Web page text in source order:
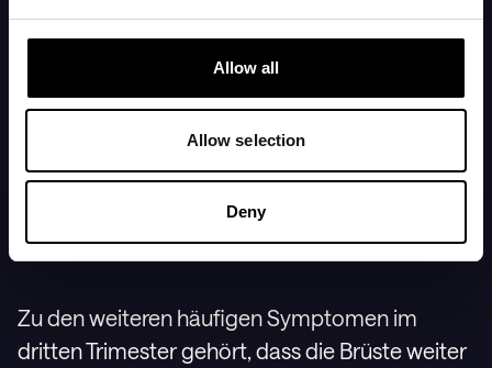
Allow all
Allow selection
Deny
Der Druck auf die Bänder rund um die
Gebärmutter kann weiter zunehmen und
Beckenschmerzen nach körperlicher
Anstrengung sind häufig. Manche erleben, dass
sich die Haut am Unterleib bei Dehnung eng,
Zu den weiteren häufigen Symptomen im
dritten Trimester gehört, dass die Brüste weiter